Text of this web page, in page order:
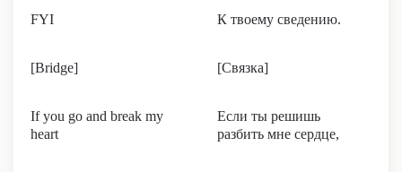
FYI К твоему сведению.
[Bridge] [Связка]
If you go and break my
heart
Если ты решишь
разбить мне сердце,